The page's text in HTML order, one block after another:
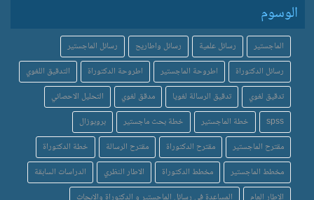
الوسوم
الماجستير رسائل علمية رسائل واطاريح
رسائل الماجستير
رسائل الدكتوراة
اطروحة الماجستير اطروحة الدكتوراة
التدقيق اللغوي
تدقيق لغوي
تدقيق الرسالة لغويا مدقق لغوي
التحليل الاحصائي
spss
خطة الماجستير خطة بحث ماجستير
بروبوزال
مقترح الماجستير
مقترح الدكتوراة مقترح الرسالة
خطة الدكتوراة
مخطط الماجستير
مخطط الدكتوراة الاطار النظري
الدراسات السابقة